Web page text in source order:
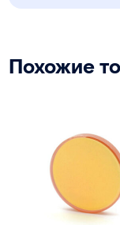
Похожие